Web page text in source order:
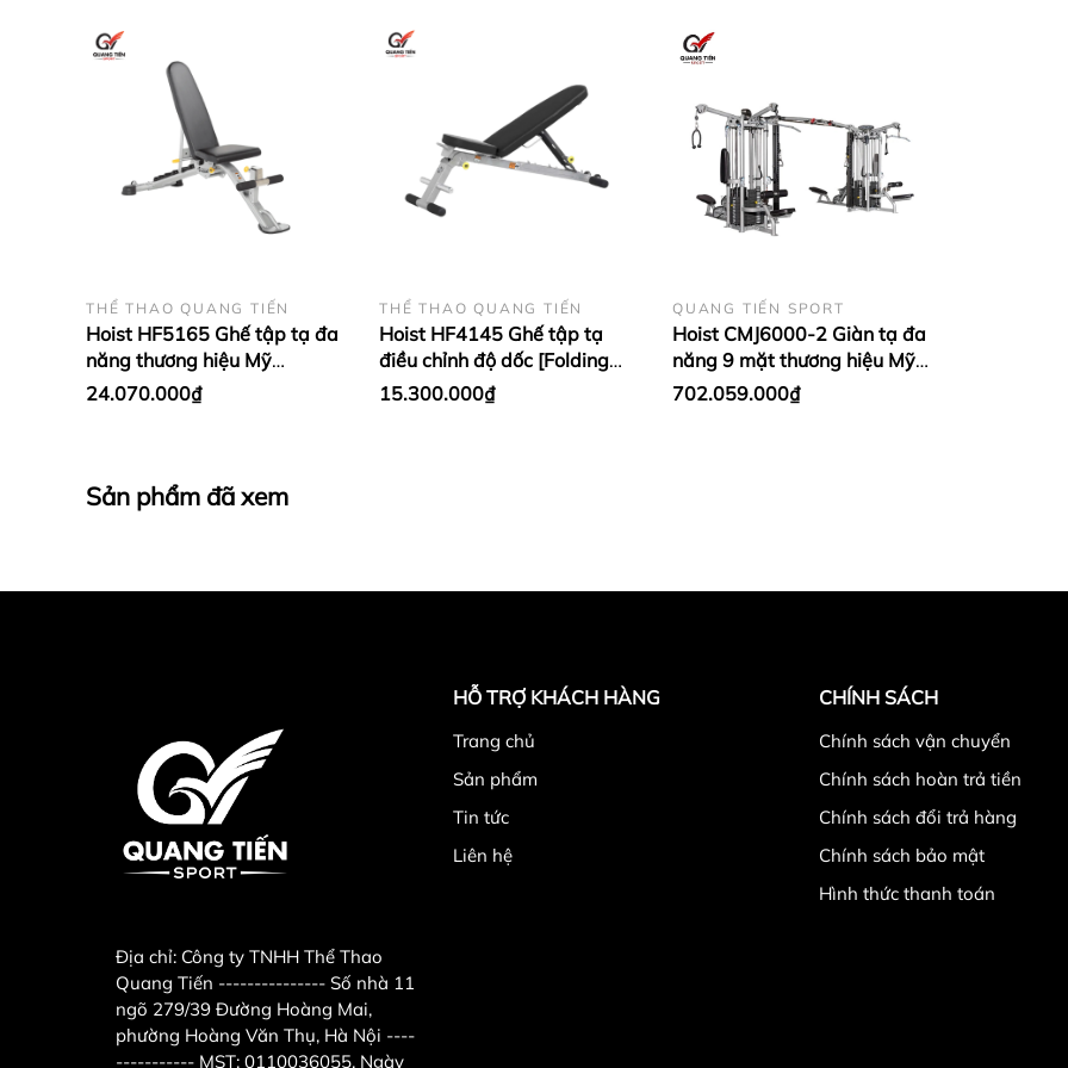
THỂ THAO QUANG TIẾN
Hoist HF5165 Ghế tập tạ đa
năng thương hiệu Mỹ
[Position F.I.D. Bench]
24.070.000₫
THỂ THAO QUANG TIẾN
Hoist HF4145 Ghế tập tạ
điều chỉnh độ dốc [Folding
Multi Bench] thương hiệu Mỹ
15.300.000₫
QUANG TIẾN SPORT
Hoist CMJ6000-2 Giàn tạ đa
năng 9 mặt thương hiệu Mỹ
[9 Station – Dual Pod]
702.059.000₫
Sản phẩm đã xem
Địa chỉ: Công ty TNHH Thể Thao
Quang Tiến --------------- Số nhà 11
ngõ 279/39 Đường Hoàng Mai,
phường Hoàng Văn Thụ, Hà Nội ----
----------- MST: 0110036055. Ngày
HỖ TRỢ KHÁCH HÀNG
Trang chủ
Sản phẩm
Tin tức
Liên hệ
CHÍNH SÁCH
Chính sách vận chuyển
Chính sách hoàn trả tiền
Chính sách đổi trả hàng
Chính sách bảo mật
Hình thức thanh toán